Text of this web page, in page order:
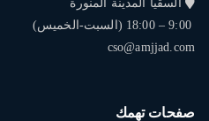
السقيا المدينة المنورة
9:00 – 18:00 (السبت-الخميس)
cso@amjjad.com
صفحات تهمك